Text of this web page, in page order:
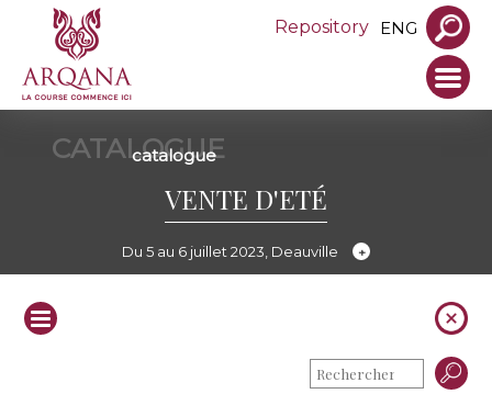
Repository ENG
CATALOGUE
catalogue
VENTE D'ETÉ
Du 5 au 6 juillet 2023, Deauville